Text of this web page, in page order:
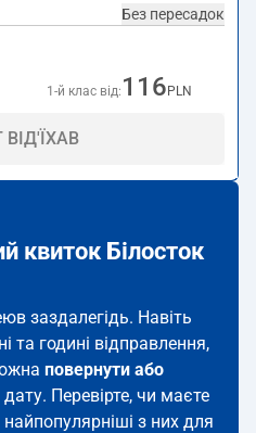
Без пересадок
1-й клас від: 116 PLN
ВІД'ЇХАВ
квиток Білосток
заздалегідь. Навіть
та годині відправлення,
повернути або
Перевірте, чи маєте
з них для